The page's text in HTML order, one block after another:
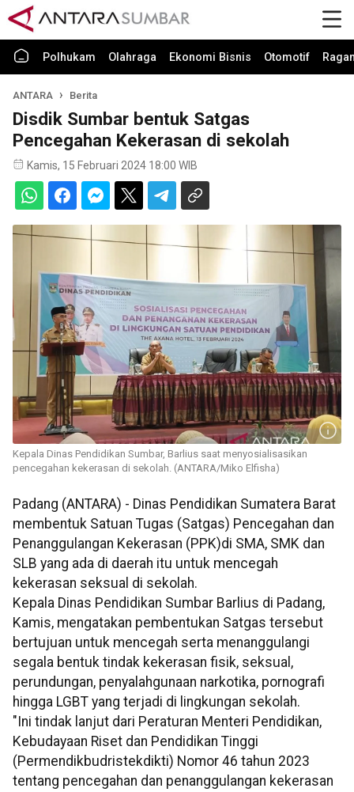
Polhukam Olahraga Ekonomi Bisnis Otomotif
ANTARA Berita
Disdik Sumbar bentuk Satgas
Pencegahan Kekerasan di sekolah
Kamis, 15 Februari 2024 18:00 WIB
Kepala Dinas Pendidikan Sumbar, Barlius saat menyosialisasikan
pencegahan kekerasan di sekolah. (ANTARA/Miko Elfisha)
Padang (ANTARA) - Dinas Pendidikan Sumatera Barat
membentuk Satuan Tugas (Satgas) Pencegahan dan
Penanggulangan Kekerasan (PPK)di SMA, SMK dan
SLB yang ada di daerah itu untuk mencegah
kekerasan seksual di sekolah.
Kepala Dinas Pendidikan Sumbar Barlius di Padang,
Kamis, mengatakan pembentukan Satgas tersebut
bertujuan untuk mencegah serta menanggulangi
segala bentuk tindak kekerasan fisik, seksual,
perundungan, penyalahgunaan narkotika, pornografi
hingga LGBT yang terjadi di lingkungan sekolah.
"Ini tindak lanjut dari Peraturan Menteri Pendidikan,
Kebudayaan Riset dan Pendidikan Tinggi
(Permendikbudristekdikti) Nomor 46 tahun 2023
tentang pencegahan dan penanggulangan kekerasan